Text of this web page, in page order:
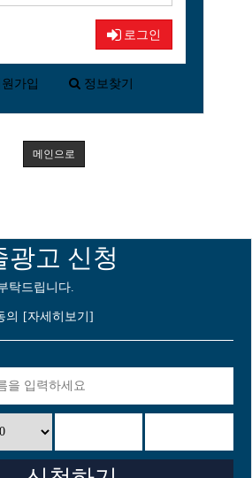
로그인
가입 정보찾기
메인으로
광고 신청
탁드립니다.
의 [자세히보기]